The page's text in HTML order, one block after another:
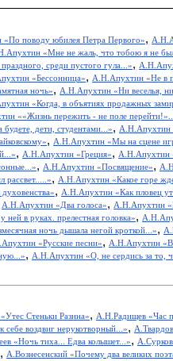
поводу юбилея Петра Первого»,
«Мне не жаль, что тобою я не
среди пустого гула...»,
«Бессонница», А.Н.Апухтин «Не в
ночь», А.Н.Апухтин «Ни веселья,
«Когда, в объятиях продажных
««Жизнь пережить - не поле
дети, студентами...», А.Н.Апухтин
, А.Н.Апухтин «Мы на сцене
, А.Н.Апухтин «Греция», А.Н.Апухтин
, А.Н.Апухтин «Посвящение»,
рассвет.....», А.Н.Апухтин «Какое горе
, А.Н.Апухтин «Как пловец
А.Н.Апухтин «Два голоса», А.Н.Апухтин
в руках. прелестная головка»,
ночь дышала негой кроткой...»,
«Русские песни», А.Н.Апухтин
, А.Н.Апухтин «О, не сердись за то,
Cтеньки Разина», А.Н.Радищев «Час
воздвиг нерукотворный...»,
«Ночь тиха... Едва колышет...»,
, А.Вознесенский «Почему два великих